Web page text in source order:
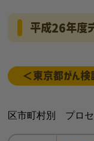
平成26年度デ
＜東京都がん
区市町村別 プロセ